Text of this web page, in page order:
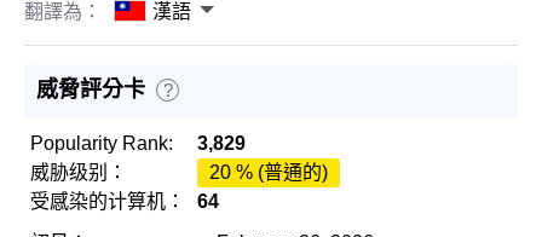
翻譯為： 漢語
威脅評分卡 ?
Popularity Rank:
3,829
威胁级别：
20 % (普通的)
受感染的计算机：
64